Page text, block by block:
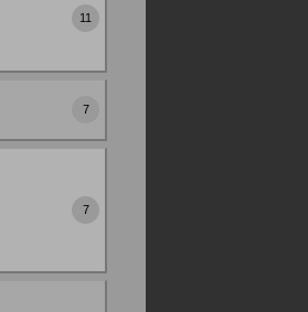
11
7
7